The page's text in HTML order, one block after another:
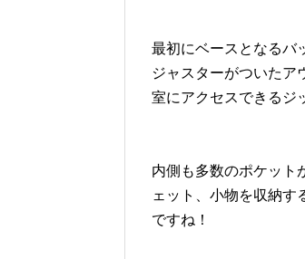
最初にベースとなるバ
ジャスターがついたア
室にアクセスできるジ
内側も多数のポケット
ェット、小物を収納す
ですね！